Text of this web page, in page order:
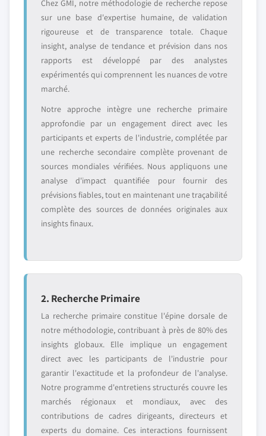
Chez GMI, notre méthodologie de recherche repose
sur une base d'expertise humaine, de validation
rigoureuse et de transparence totale. Chaque
insight, analyse de tendance et prévision dans nos
rapports est développé par des analystes
expérimentés qui comprennent les nuances de votre
marché.
Notre approche intègre une recherche primaire
approfondie par un engagement direct avec les
participants et experts de l'industrie, complétée par
une recherche secondaire complète provenant de
sources mondiales vérifiées. Nous appliquons une
analyse d'impact quantifiée pour fournir des
prévisions fiables, tout en maintenant une traçabilité
complète des sources de données originales aux
insights finaux.
2. Recherche Primaire
La recherche primaire constitue l'épine dorsale de
notre méthodologie, contribuant à près de 80% des
insights globaux. Elle implique un engagement
direct avec les participants de l'industrie pour
garantir l'exactitude et la profondeur de l'analyse.
Notre programme d'entretiens structurés couvre les
marchés régionaux et mondiaux, avec des
contributions de cadres dirigeants, directeurs et
experts du domaine. Ces interactions fournissent